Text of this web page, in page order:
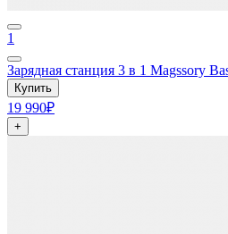
1
Зарядная станция 3 в 1 Magssory
Купить
19 990₽
+